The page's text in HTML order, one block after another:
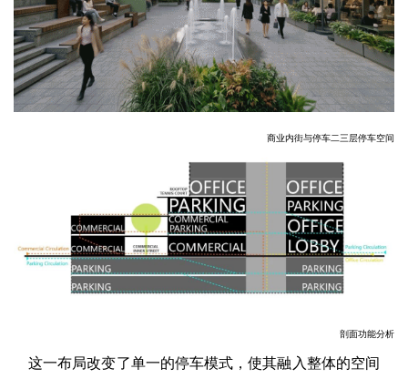
商业内街与停车二三层停车空间
剖面功能分析
这一布局改变了单一的停车模式，使其融入整体的空间